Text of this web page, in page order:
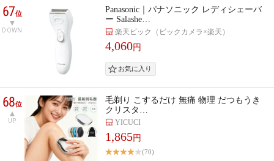
67位
DOWN
Panasonic｜パナソニック レディシェーバ
ー Salashe…
楽天ビック（ビックカメラ×楽天）
4,060円
68位
UP
毛剃り こするだけ 無痛 物理 だつもうき
クリスタ…
YICUCI
1,865円
(70)